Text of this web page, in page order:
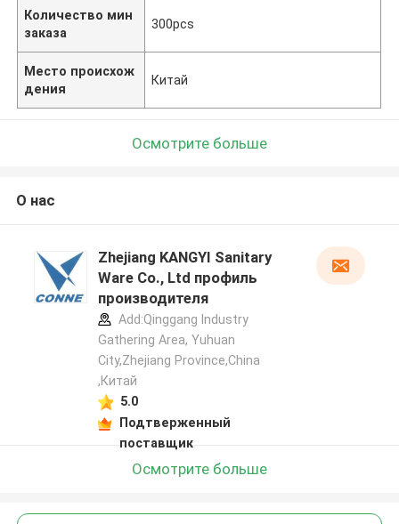
Количество мин
заказа
300pcs
Место происхож
дения
Китай
Осмотрите больше
О нас
Zhejiang KANGYI Sanitary
Ware Co., Ltd профиль
производителя
Add:Qinggang lndustry
Gathering Area, Yuhuan
City,Zhejiang Province,China
,Китай
5.0
Подтверженный
поставщик
Осмотрите больше